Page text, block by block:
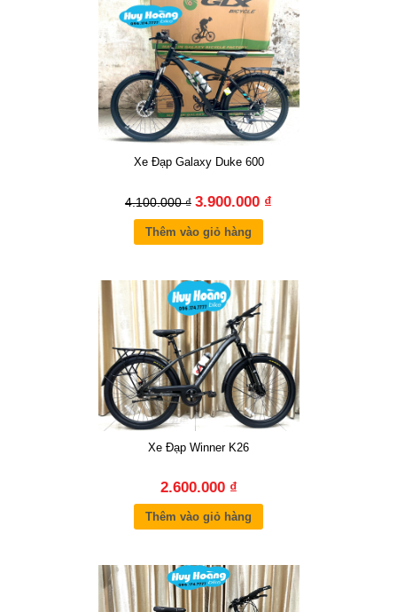
Xe Đạp Galaxy Duke 600
4.100.000 ₫ 3.900.000 ₫
Thêm vào giỏ hàng
Xe Đạp Winner K26
2.600.000 ₫
Thêm vào giỏ hàng